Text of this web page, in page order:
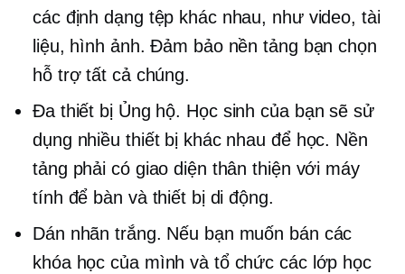
các định dạng tệp khác nhau, như video, tài
liệu, hình ảnh. Đảm bảo nền tảng bạn chọn
hỗ trợ tất cả chúng.
Đa thiết bịỦng hộ. Học sinh của bạn sẽ sử
dụng nhiều thiết bị khác nhau để học. Nền
tảng phải có giao diện thân thiện với máy
tính để bàn và thiết bị di động.
Dán nhãn trắng. Nếu bạn muốn bán các
khóa học của mình và tổ chức các lớp học